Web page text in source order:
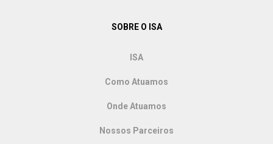
SOBRE O ISA
ISA
Como Atuamos
Onde Atuamos
Nossos Parceiros